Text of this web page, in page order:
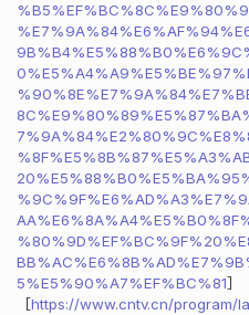
5%E5%90%A7%EF%BC%81］
［https://www.cntv.cn/program/